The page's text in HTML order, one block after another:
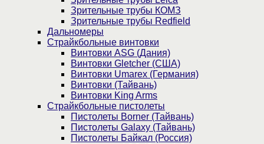
Зрительные трубы КОМЗ
Зрительные трубы Redfield
Дальномеры
Страйкбольные винтовки
Винтовки ASG (Дания)
Винтовки Gletcher (США)
Винтовки Umarex (Германия)
Винтовки (Тайвань)
Винтовки King Arms
Страйкбольные пистолеты
Пистолеты Borner (Тайвань)
Пистолеты Galaxy (Тайвань)
Пистолеты Байкал (Россия)